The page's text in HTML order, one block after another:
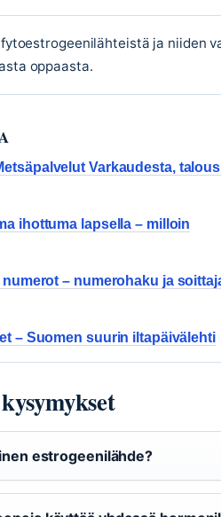
ja niiden
oppaasta.
Varkaudesta,
ihottuma lapsella – milloin
numerot – numerohaku ja
– Suomen suurin iltapäivälehti
estrogeenilähde?